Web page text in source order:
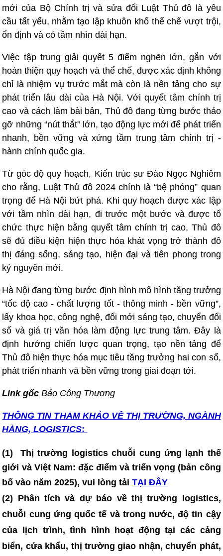
mới của Bộ Chính trị và sửa đổi Luật Thủ đô là yêu
cầu tất yếu, nhằm tạo lập khuôn khổ thể chế vượt trội,
ổn định và có tầm nhìn dài hạn.
Việc tập trung giải quyết 5 điểm nghẽn lớn, gắn với
hoàn thiện quy hoạch và thể chế, được xác định không
chỉ là nhiệm vụ trước mắt mà còn là nền tảng cho sự
phát triển lâu dài của Hà Nội. Với quyết tâm chính trị
cao và cách làm bài bản, Thủ đô đang từng bước tháo
gỡ những “nút thắt” lớn, tạo động lực mới để phát triển
nhanh, bền vững và xứng tầm trung tâm chính trị -
hành chính quốc gia.
Từ góc độ quy hoạch, Kiến trúc sư Đào Ngọc Nghiêm
cho rằng, Luật Thủ đô 2024 chính là “bệ phóng” quan
trọng để Hà Nội bứt phá. Khi quy hoạch được xác lập
với tầm nhìn dài hạn, đi trước một bước và được tổ
chức thực hiện bằng quyết tâm chính trị cao, Thủ đô
sẽ đủ điều kiện hiện thực hóa khát vọng trở thành đô
thị đáng sống, sáng tạo, hiện đại và tiên phong trong
kỷ nguyên mới.
Hà Nội đang từng bước định hình mô hình tăng trưởng
“tốc độ cao - chất lượng tốt - thông minh - bền vững”,
lấy khoa học, công nghệ, đổi mới sáng tạo, chuyển đổi
số và giá trị văn hóa làm động lực trung tâm. Đây là
định hướng chiến lược quan trọng, tạo nền tảng để
Thủ đô hiện thực hóa mục tiêu tăng trưởng hai con số,
phát triển nhanh và bền vững trong giai đoạn tới.
Link gốc Báo Công Thương
THÔNG TIN THAM KHẢO VỀ THỊ TRƯỜNG, NGÀNH
HÀNG, LOGISTICS:
(1)Thị trường logistics chuỗi cung ứng lạnh thế
giới và Việt Nam: đặc điểm và triển vọng (bản công
bố vào năm 2025), vui lòng tảiTẠI ĐÂY
(2) Phân tích và dự báo về thị trường logistics,
chuỗi cung ứng quốc tế và trong nước, độ tin cậy
của lịch trình, tình hình hoạt động tại các cảng
biển, cửa khẩu, thị trường giao nhận, chuyển phát,